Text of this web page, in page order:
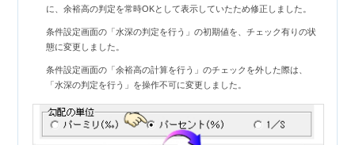
に、余裕高の判定を常時OKとして表示していたため修正しました。
条件設定画面の「水深の判定を行う」の初期値を、チェック有りの状
態に変更しました。
条件設定画面の「余裕高の計算を行う」のチェックを外した際は、
「水深の判定を行う」を操作不可に変更しました。